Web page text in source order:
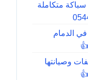
متكاملة
الدمام
وصيانتها